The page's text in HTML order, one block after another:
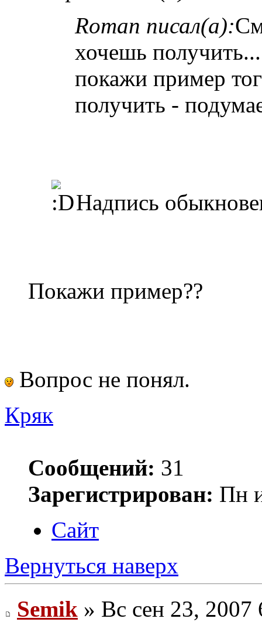
Roman писал(а):
хочешь
покажи пример
получить -
Надпись
Покажи пример??
Вопрос не понял.
Кряк
Сообщений: 31
Зарегистрирован: Пн
Сайт
Вернуться наверх
Semik » Вс сен 23, 2007